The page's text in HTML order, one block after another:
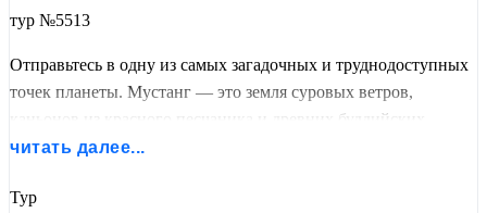
тур №5513
Отправьтесь в одну из самых загадочных и труднодоступных
точек планеты. Мустанг — это земля суровых ветров,
каньонов из красного песчаника и древних буддийских
княжеств, надежно скрытая за исполинскими стенами
Тибетом, сохранил чистоту тибетской культуры, язык,
читать далее...
Тур